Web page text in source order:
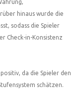
hinaus wurde die
sodass die Spieler
Check-in-Konsistenz
da die Spieler den
schätzen.